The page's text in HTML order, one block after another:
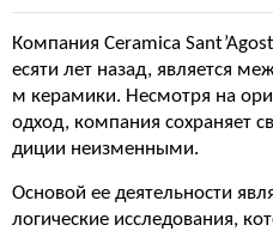
Компания Ceramica
есяти лет назад, является
м керамики. Несмотря на
одход, компания сохраняет
диции неизменными.
Основой ее деятельности
логические исследования,